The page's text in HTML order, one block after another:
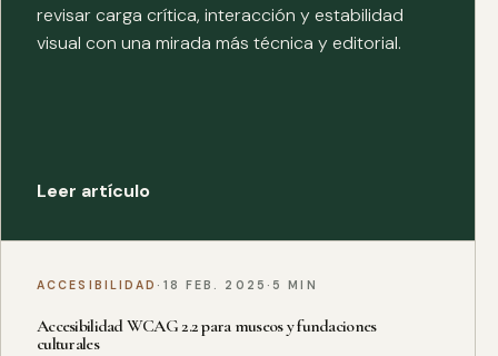
revisar carga crítica, interacción y estabilidad
visual con una mirada más técnica y editorial.
Leer artículo
ACCESIBILIDAD · 18 FEB. 2025 · 5 MIN
Accesibilidad WCAG 2.2 para museos y fundaciones
culturales